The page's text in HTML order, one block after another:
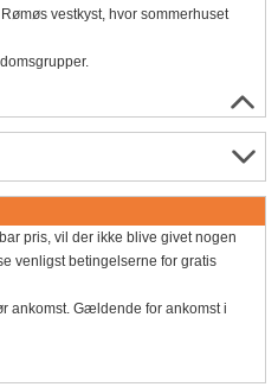
vestkyst, hvor sommerhuset
pris, vil der ikke blive givet nogen
venligst betingelserne for gratis
ankomst. Gældende for ankomst i